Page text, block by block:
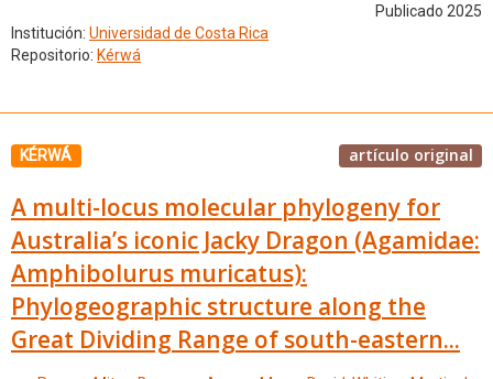
Publicado 2025
Institución: Universidad de Costa Rica
Repositorio: Kérwá
KÉRWÁ artículo original
A multi-locus molecular phylogeny for
Australia’s iconic Jacky Dragon (Agamidae:
Amphibolurus muricatus):
Phylogeographic structure along the
Great Dividing Range of south-eastern...